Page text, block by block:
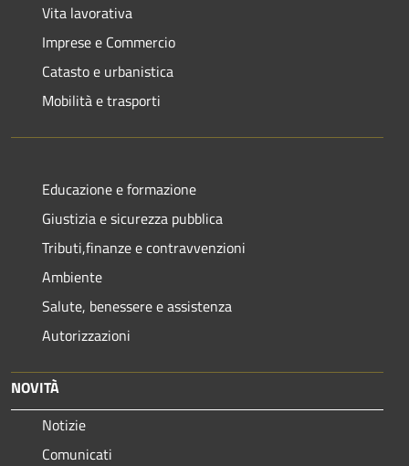
Vita lavorativa
Imprese e Commercio
Catasto e urbanistica
Mobilità e trasporti
Educazione e formazione
Giustizia e sicurezza pubblica
Tributi,finanze e contravvenzioni
Ambiente
Salute, benessere e assistenza
Autorizzazioni
NOVITÀ
Notizie
Comunicati